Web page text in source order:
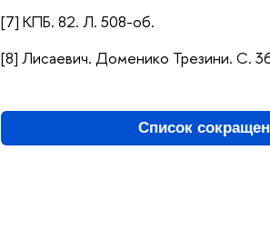
[7] КПБ. 82. Л. 508-об.
[8] Лисаевич. Доменико Трезини. С.
Список